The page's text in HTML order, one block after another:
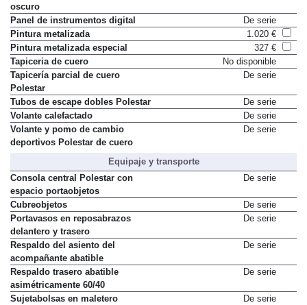
oscuro
Panel de instrumentos digital
De serie
Pintura metalizada
1.020 €
Pintura metalizada especial
327 €
Tapiceria de cuero
No disponible
Tapicería parcial de cuero
Polestar
De serie
Tubos de escape dobles Polestar
De serie
Volante calefactado
De serie
Volante y pomo de cambio
deportivos Polestar de cuero
De serie
Equipaje y transporte
Consola central Polestar con
espacio portaobjetos
De serie
Cubreobjetos
De serie
Portavasos en reposabrazos
delantero y trasero
De serie
Respaldo del asiento del
acompañante abatible
De serie
Respaldo trasero abatible
asimétricamente 60/40
De serie
Sujetabolsas en maletero
De serie